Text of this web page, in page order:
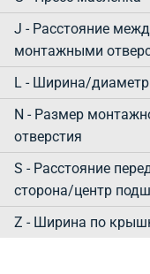
J - Расстояние
монтажными
L - Ширина/диаметр
N - Размер
отверстия
S - Расстояние
сторона/центр
Z - Ширина по